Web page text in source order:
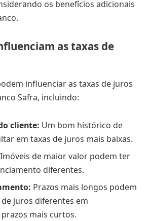
os benefícios adicionais
as taxas de
influenciar as taxas de juros
Safra, incluindo:
cliente: Um bom histórico de
em taxas de juros mais baixas.
Imóveis de maior valor podem ter
diferentes.
Prazos mais longos podem
juros diferentes em
mais curtos.